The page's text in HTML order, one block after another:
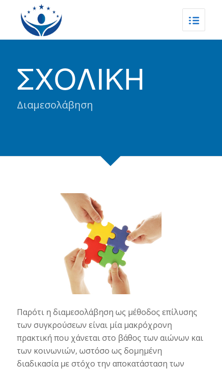
ΣΧΟΛΙΚΗ
Διαμεσολάβηση
Παρότι η διαμεσολάβηση ως μέθοδος επίλυσης
των συγκρούσεων είναι μία μακρόχρονη
πρακτική που χάνεται στο βάθος των αιώνων και
των κοινωνιών, ωστόσο ως δομημένη
διαδικασία με στόχο την απoκατάσταση των